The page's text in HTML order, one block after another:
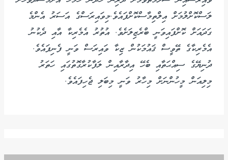
ލަސްކޮށްލުމަށް އިލްތިމާސްކޮށްފައެވެ.މިވައިރަސްގެ އަސަރު އެންމެ
ގަދައަށް ކޮށްފައިވަނީ ބްރެޒިލަށެވެ. އުތުރު އެމެރިކާ އާއި ދެކުނު
އެމެރިކާގެ ތޭވީސް ޤައުމަކުން ޒިކާ ވައިރަސް ވަނީ ފެނިފައެވެ.
ދުނިޔޭގެ ސިއްޙަތާއި ބެހޭ އިދާރާއިން ލަފާކުރާގޮތުގައި ހަތަރު
މިލިއަން މީހުންނަށް މިހާރު ވަނީ މިބަލި ޖެހިފައެވެ.